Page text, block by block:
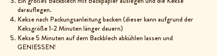
darauflegen.
Kekse nach Packungsanleitung backen (dieser kann aufgrund der
Keksgröße 1-2 Minuten länger dauern)
Kekse 5 Minuten auf dem Backblech abkühlen lassen und
GENIESSEN!